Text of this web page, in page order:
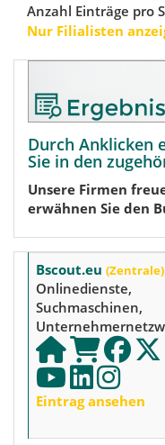
Anzahl Einträge pro
Nur Filialisten
Durch Anklicken
Sie in den
Unsere Firmen
erwähnen Sie den
Bscout.eu (Zentrale)
Onlinedienste,
Suchmaschinen,
Eintrag ansehen